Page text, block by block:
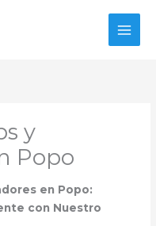
y
Popo
en Popo:
con Nuestro